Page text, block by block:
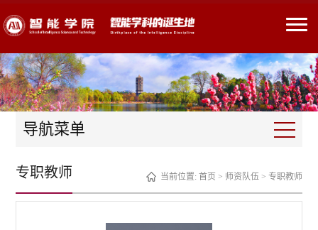
导航菜单
当前位置: 首页 > 师资队伍 > 专职教师
专职教师